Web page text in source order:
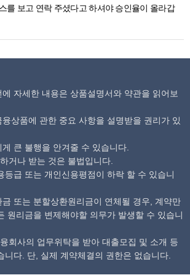
를 보고 연락 주셨다고 하셔야 승인율이 올라갑
자세한 내용은 상품설명서와 약관을 읽어보
상품에 관한 중요 사항을 설명받을 권리가 있
큰 불행을 안겨줄 수 있습니다.
거나 받는 것은 불법입니다.
등급 또는 개인신용평점이 하락 할 수 있습니
또는 분할상환원리금이 연체될 경우, 계약만
원리금을 변제해야할 의무가 발생할 수 있습니
회사의 업무위탁을 받아 대출모집 및 소개 등
니다. 단, 실제 계약체결의 권한은 없습니다.